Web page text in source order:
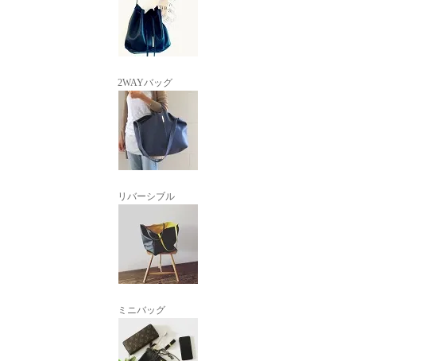
2WAYバッグ
リバーシブル
ミニバッグ